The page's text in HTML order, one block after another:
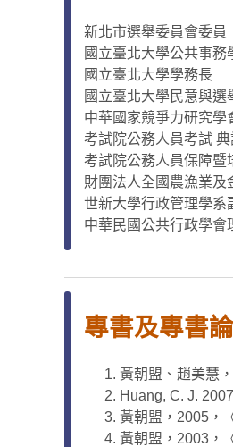
新北市選舉委員會委員
國立臺北大學公共事務
國立臺北大學學務長
國立臺北大學民意與選
中華國家競爭力研究學
考試院公務人員考試 典
考試院公務人員保障暨
財團法人全國農漁業及
世新大學行政管理學系
中華民國公共行政學會
專書及專書
黃朝盟、趙美慧
Huang, C. J.
黃朝盟，2005，
黃朝盟，2003，